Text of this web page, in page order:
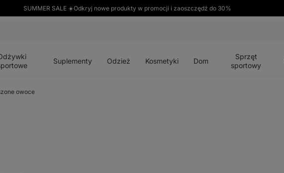
SUMMER SALE ☀️Odkryj nowe produkty w promocji i zaoszczędź do 30%
Suplementy Odzież Kosmetyki Dom
Sprzęt
sportowy
owoce